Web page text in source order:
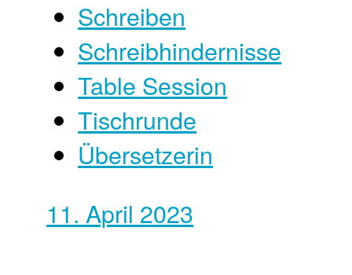
Schreiben
Schreibhindernisse
Table Session
Tischrunde
Übersetzerin
11. April 2023